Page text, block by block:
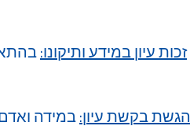
זכות עיון במידע ותיקונו:
הגשת בקשת עיון:במידה